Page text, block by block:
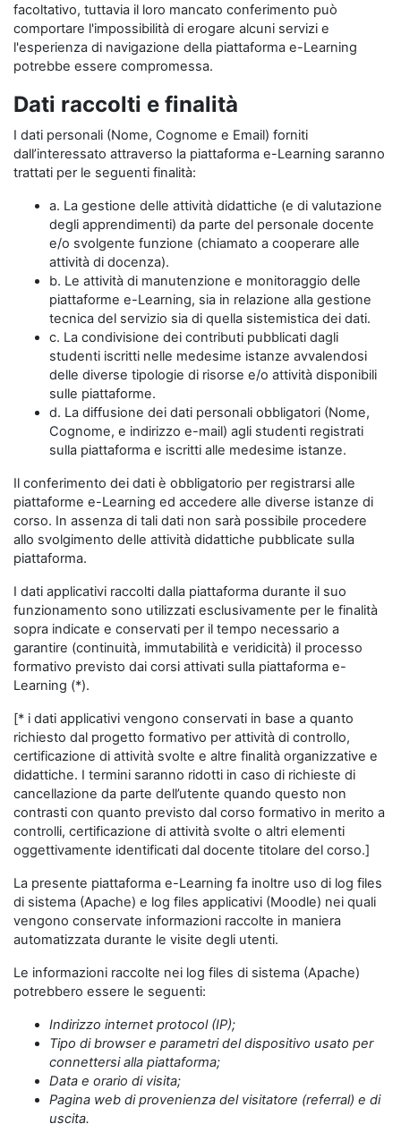
facoltativo, tuttavia il loro mancato conferimento può
comportare l'impossibilità di erogare alcuni servizi e
l'esperienza di navigazione della piattaforma e-Learning
potrebbe essere compromessa.
Dati raccolti e finalità
I dati personali (Nome, Cognome e Email) forniti
dall’interessato attraverso la piattaforma e-Learning saranno
trattati per le seguenti finalità:
a. La gestione delle attività didattiche (e di valutazione
degli apprendimenti) da parte del personale docente
e/o svolgente funzione (chiamato a cooperare alle
attività di docenza).
b. Le attività di manutenzione e monitoraggio delle
piattaforme e-Learning, sia in relazione alla gestione
tecnica del servizio sia di quella sistemistica dei dati.
c. La condivisione dei contributi pubblicati dagli
studenti iscritti nelle medesime istanze avvalendosi
delle diverse tipologie di risorse e/o attività disponibili
sulle piattaforme.
d. La diffusione dei dati personali obbligatori (Nome,
Cognome, e indirizzo e-mail) agli studenti registrati
sulla piattaforma e iscritti alle medesime istanze.
Il conferimento dei dati è obbligatorio per registrarsi alle
piattaforme e-Learning ed accedere alle diverse istanze di
corso. In assenza di tali dati non sarà possibile procedere
allo svolgimento delle attività didattiche pubblicate sulla
piattaforma.
I dati applicativi raccolti dalla piattaforma durante il suo
funzionamento sono utilizzati esclusivamente per le finalità
sopra indicate e conservati per il tempo necessario a
garantire (continuità, immutabilità e veridicità) il processo
formativo previsto dai corsi attivati sulla piattaforma e-
Learning (*).
[* i dati applicativi vengono conservati in base a quanto
richiesto dal progetto formativo per attività di controllo,
certificazione di attività svolte e altre finalità organizzative e
didattiche. I termini saranno ridotti in caso di richieste di
cancellazione da parte dell’utente quando questo non
contrasti con quanto previsto dal corso formativo in merito a
controlli, certificazione di attività svolte o altri elementi
oggettivamente identificati dal docente titolare del corso.]
La presente piattaforma e-Learning fa inoltre uso di log files
di sistema (Apache) e log files applicativi (Moodle) nei quali
vengono conservate informazioni raccolte in maniera
automatizzata durante le visite degli utenti.
Le informazioni raccolte nei log files di sistema (Apache)
potrebbero essere le seguenti:
Indirizzo internet protocol (IP);
Tipo di browser e parametri del dispositivo usato per
connettersi alla piattaforma;
Data e orario di visita;
Pagina web di provenienza del visitatore (referral) e di
uscita.